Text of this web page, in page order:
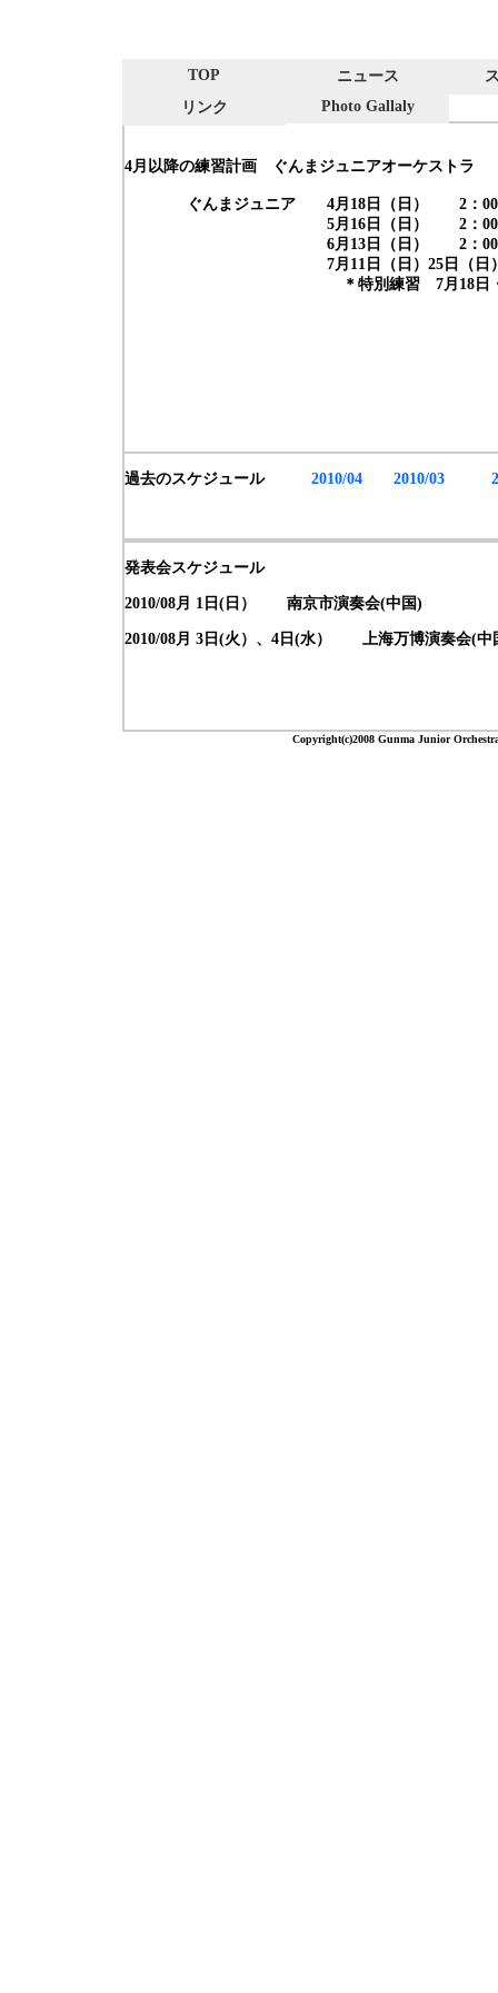
TOP ニュース
リンク
Photo Gallaly
4月以降の練習計画 ぐんまジュニアオーケストラ
ぐんまジュニア 4月18日（日） 2：00〜
5月16日（日） 2：00〜5：00
6月13日（日） 2：00〜5：00
7月11日（日）25日（日） 2：00
＊特別練習 7月18日・19日(
過去のスケジュール 2010/04 2010/03
発表会スケジュール
2010/08月 1日(日） 南京市演奏会(中国)
2010/08月 3日(火）、4日(水） 上海万博演奏会(中
Copyright(c)2008 Gunma Junior